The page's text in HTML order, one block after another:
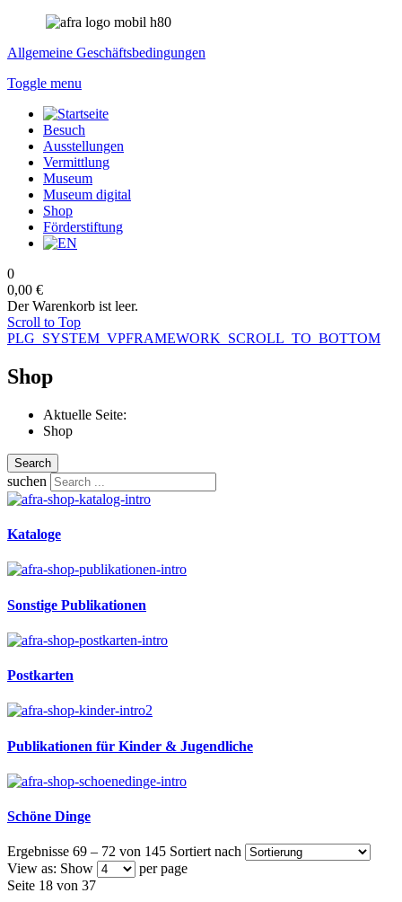
Allgemeine Geschäftsbedingungen
Toggle menu
Besuch
Ausstellungen
Vermittlung
Museum
Museum digital
Shop
Förderstiftung
0
0,00 €
Der Warenkorb ist leer.
Scroll to Top
PLG_SYSTEM_VPFRAMEWORK_SCROLL_TO_BOTTOM
Shop
Aktuelle Seite:
Shop
Search
suchen
Kataloge
Sonstige Publikationen
Postkarten
Publikationen für Kinder & Jugendliche
Schöne Dinge
Ergebnisse 69 – 72 von 145 Sortiert nach
View as: Show
per page
Seite 18 von 37